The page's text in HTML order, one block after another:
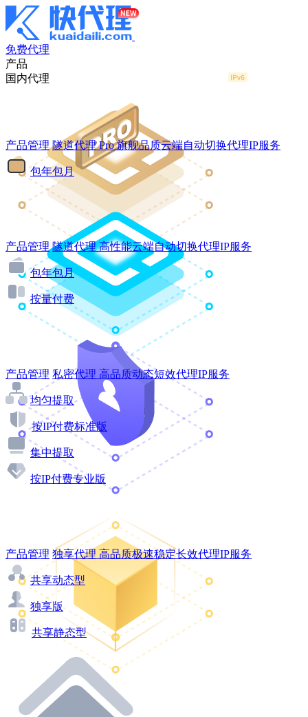
免费代理
产品
国内代理
产品管理 隧道代理Pro 旗舰品质云端自动切换代理IP服务
包年包月
产品管理 隧道代理 高性能云端自动切换代理IP服务
包年包月
按量付费
产品管理 私密代理 高品质动态短效代理IP服务
均匀提取
按IP付费标准版
集中提取
按IP付费专业版
产品管理 独享代理 高品质极速稳定长效代理IP服务
共享动态型
独享版
共享静态型